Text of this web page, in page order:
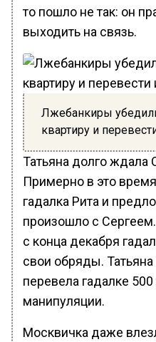
то пошло не так: он
выходить на связь.
Лжебанкиры
квартиру и
Татьяна долго ждала
Примерно в это
гадалка Рита и
произошло с
с конца декабря
свои обряды.
перевела гадалке
манипуляции.
Москвичка даже